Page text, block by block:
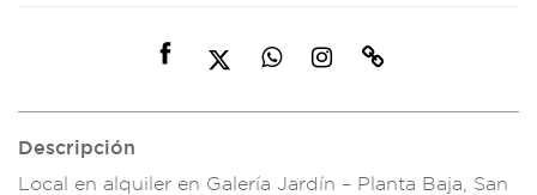
Descripción
Local en alquiler en Gal ería Jardín – Planta Baja, San